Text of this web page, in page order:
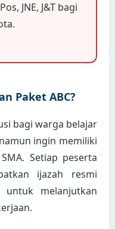
JNE, J&T bagi
Paket ABC?
bagi warga belajar
ingin memiliki
Setiap peserta
ijazah resmi
melanjutkan